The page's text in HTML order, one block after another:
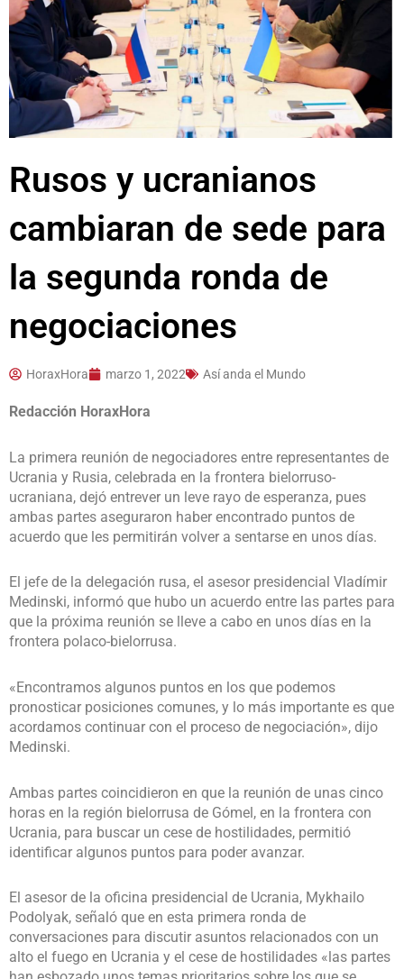
Rusos y ucranianos
cambiaran de sede para
la segunda ronda de
negociaciones
HoraxHora marzo 1, 2022 Así anda el Mundo
Redacción HoraxHora
La primera reunión de negociadores entre representantes de
Ucrania y Rusia, celebrada en la frontera bielorruso-
ucraniana, dejó entrever un leve rayo de esperanza, pues
ambas partes aseguraron haber encontrado puntos de
acuerdo que les permitirán volver a sentarse en unos días.
El jefe de la delegación rusa, el asesor presidencial Vladímir
Medinski, informó que hubo un acuerdo entre las partes para
que la próxima reunión se lleve a cabo en unos días en la
frontera polaco-bielorrusa.
«Encontramos algunos puntos en los que podemos
pronosticar posiciones comunes, y lo más importante es que
acordamos continuar con el proceso de negociación», dijo
Medinski.
Ambas partes coincidieron en que la reunión de unas cinco
horas en la región bielorrusa de Gómel, en la frontera con
Ucrania, para buscar un cese de hostilidades, permitió
identificar algunos puntos para poder avanzar.
El asesor de la oficina presidencial de Ucrania, Mykhailo
Podolyak, señaló que en esta primera ronda de
conversaciones para discutir asuntos relacionados con un
alto el fuego en Ucrania y el cese de hostilidades «las partes